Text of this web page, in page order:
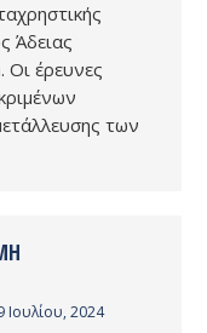
Άδειας
Οι έρευνες
των
Ιουλίου, 2024